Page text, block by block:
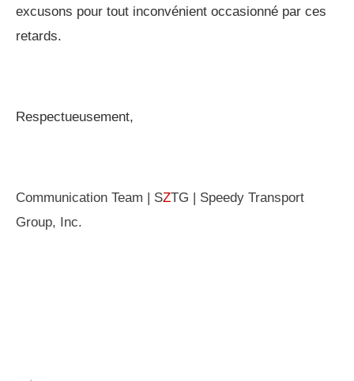
excusons pour tout inconvénient occasionné par ces
retards.
Respectueusement,
Communication Team | SZTG | Speedy Transport
Group, Inc.